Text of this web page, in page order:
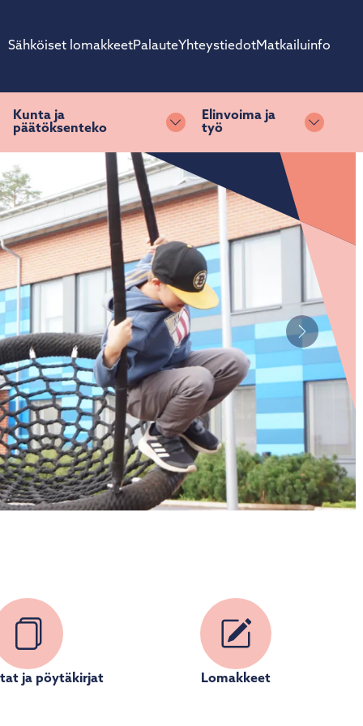
Sähköiset lomakkeetPalauteYhteystiedotMatkailuinfo
alasvetovalikkoa
Kunta ja
päätöksenteko
Vaihda alasvetovalikkoa
Elinvoima ja
työ
Vaihda
Seuraava
ja pöytäkirjat Lomakkeet